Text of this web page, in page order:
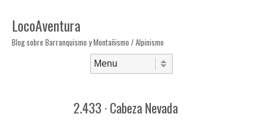
LocoAventura
Blog sobre Barranquismo y Montañismo / Alpinismo
2.433 · Cabeza Nevada